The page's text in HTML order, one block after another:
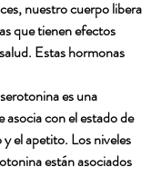
nuestro cuerpo libera
que tienen efectos
Estas hormonas
es una
asocia con el estado de
el apetito. Los niveles
están asociados